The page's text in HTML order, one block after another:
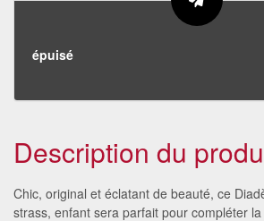
épuisé
Description du
Chic, original et éclatant de beauté, ce
strass, enfant sera parfait pour compléter